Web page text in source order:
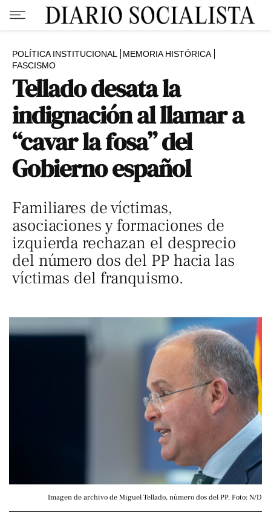
POLÍTICA INSTITUCIONAL
MEMORIA HISTÓRICA
FASCISMO
Tellado desata la
indignación al llamar a
“cavar la fosa” del
Gobierno español
Familiares de víctimas,
asociaciones y formaciones de
izquierda rechazan el desprecio
del número dos del PP hacia las
víctimas del franquismo.
Imagen de archivo de Miguel Tellado, número dos del PP. Foto: N/D